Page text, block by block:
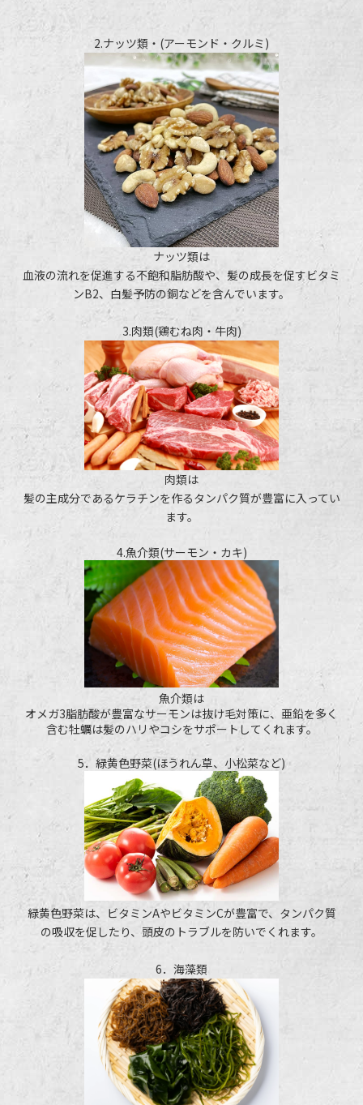
2.ナッツ類・(アーモンド・クルミ)
ナッツ類は
血液の流れを促進する不飽和脂肪酸や、髪の成長を促すビタミ
ンB2、白髪予防の銅などを含んでいます。
3.肉類(鶏むね肉・牛肉)
肉類は
髪の主成分であるケラチンを作るタンパク質が豊富に入ってい
ます。
4.魚介類(サーモン・カキ)
魚介類は
オメガ3脂肪酸が豊富なサーモンは抜け毛対策に、亜鉛を多く
含む牡蠣は髪のハリやコシをサポートしてくれます。
5．緑黄色野菜(ほうれん草、小松菜など)
緑黄色野菜は、ビタミンAやビタミンCが豊富で、タンパク質
の吸収を促したり、頭皮のトラブルを防いでくれます。
6．海藻類